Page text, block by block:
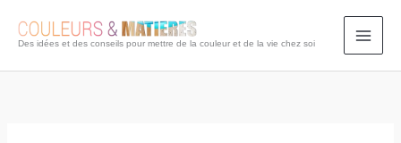
Des idées et des conseils pour mettre de la couleur et de la vie chez soi